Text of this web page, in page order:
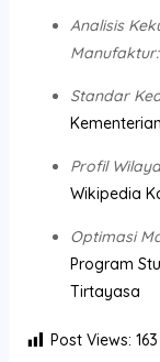
Analisis
Manufaktur:
Standar
Profil
Wikipedia
Optimasi
Program
Tirtayasa
Post Views: 163